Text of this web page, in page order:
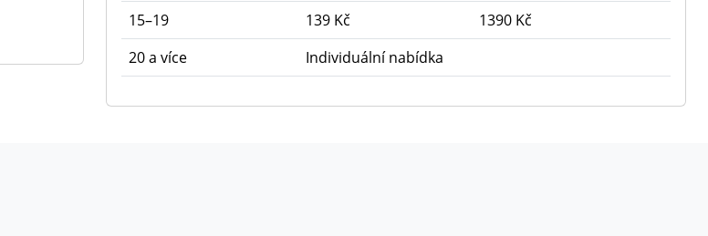
15–19
139 Kč
1390 Kč
20 a více
Individuální nabídka